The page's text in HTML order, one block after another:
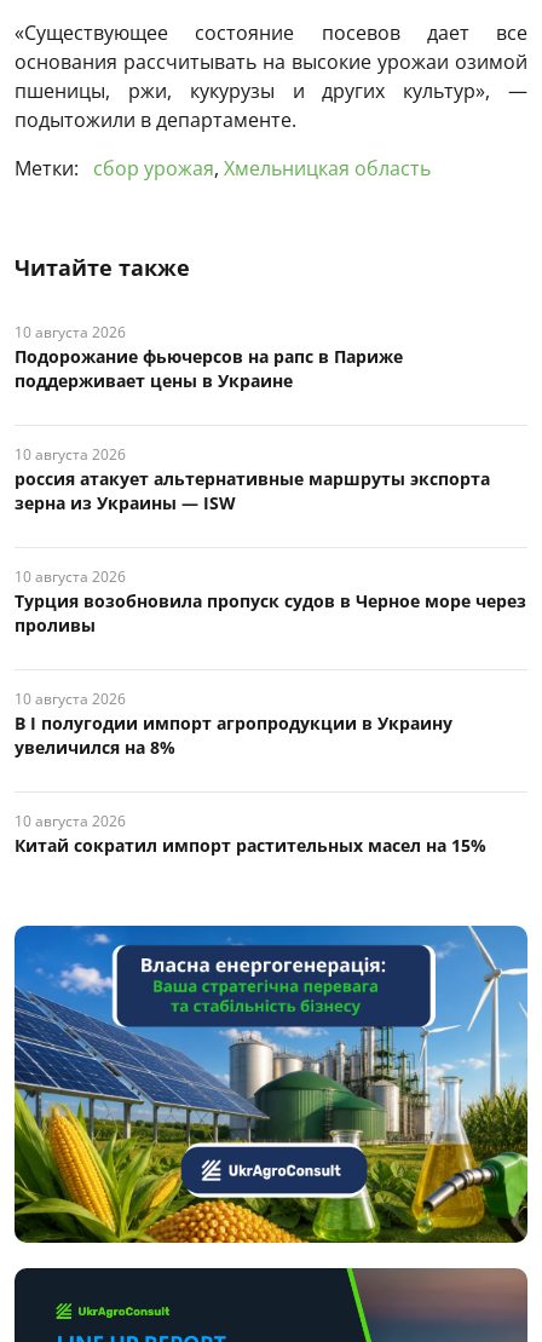
«Существующее состояние посевов дает все
основания рассчитывать на высокие урожаи озимой
пшеницы, ржи, кукурузы и других культур», —
подытожили в департаменте.
Метки:
сбор урожая, Хмельницкая область
Читайте также
10 августа 2026
Подорожание фьючерсов на рапс в Париже
поддерживает цены в Украине
10 августа 2026
россия атакует альтернативные маршруты экспорта
зерна из Украины — ISW
10 августа 2026
Турция возобновила пропуск судов в Черное море через
проливы
10 августа 2026
В I полугодии импорт агропродукции в Украину
увеличился на 8%
10 августа 2026
Китай сократил импорт растительных масел на 15%